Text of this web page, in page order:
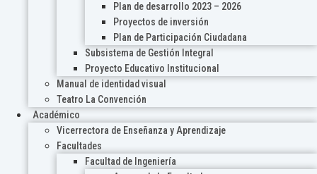
Plan de desarrollo 2023 – 2026
Proyectos de inversión
Plan de Participación Ciudadana
Subsistema de Gestión Integral
Proyecto Educativo Institucional
Manual de identidad visual
Teatro La Convención
Académico
Vicerrectora de Enseñanza y Aprendizaje
Facultades
Facultad de Ingeniería